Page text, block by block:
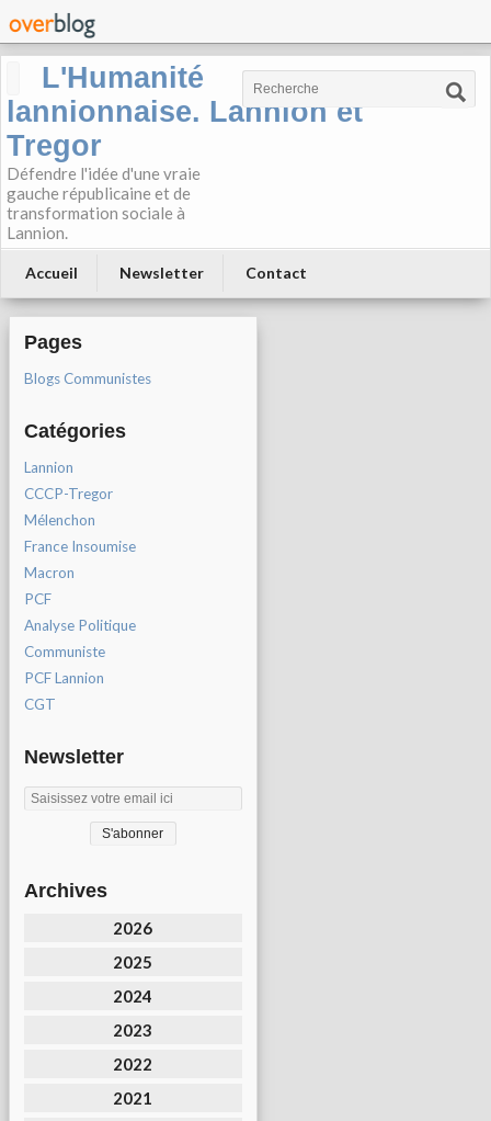
L'Humanité
lannionnaise. Lannion et
Tregor
Défendre l'idée d'une vraie
gauche républicaine et de
transformation sociale à
Lannion.
Accueil Newsletter Contact
Pages
Blogs Communistes
Catégories
Lannion
CCCP-Tregor
Mélenchon
France Insoumise
Macron
PCF
Analyse Politique
Communiste
PCF Lannion
CGT
Newsletter
Archives
2026
2025
2024
2023
2022
2021